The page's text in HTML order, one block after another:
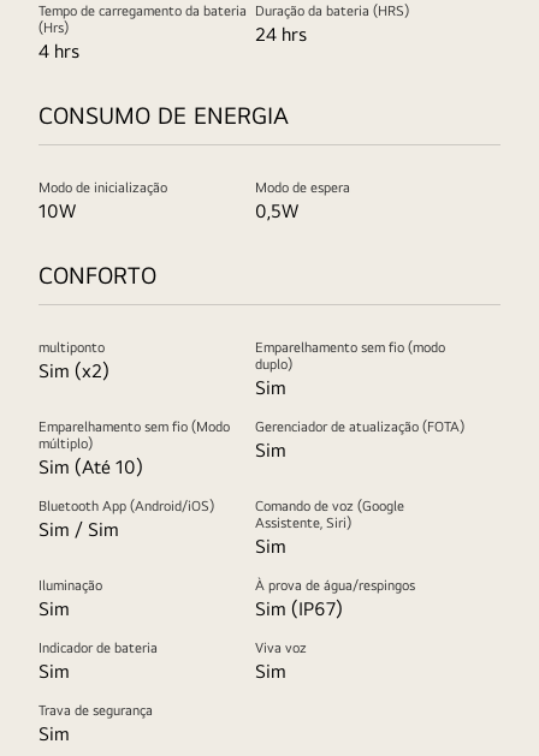
Tempo de carregamento da bateria
(Hrs)
4 hrs
Duração da bateria (HRS)
24 hrs
CONSUMO DE ENERGIA
Modo de inicialização
10W
Modo de espera
0,5W
CONFORTO
multiponto
Sim (x2)
Emparelhamento sem fio (modo
duplo)
Sim
Emparelhamento sem fio (Modo
múltiplo)
Sim (Até 10)
Gerenciador de atualização (FOTA)
Sim
Bluetooth App (Android/iOS)
Sim / Sim
Comando de voz (Google
Assistente, Siri)
Sim
Iluminação
Sim
À prova de água/respingos
Sim (IP67)
Indicador de bateria
Sim
Viva voz
Sim
Trava de segurança
Sim